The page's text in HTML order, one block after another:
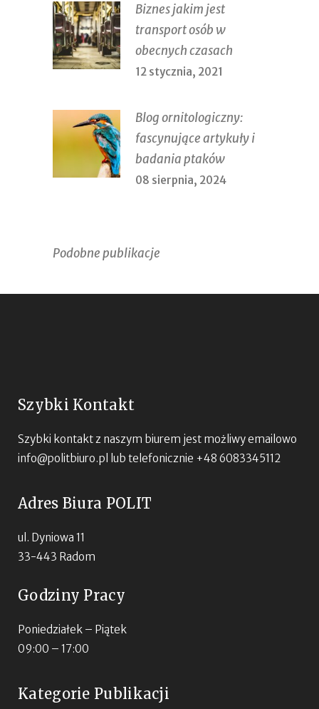
Biznes jakim jest
transport osób w
obecnych czasach
12 stycznia, 2021
Blog ornitologiczny:
fascynujące artykuły i
badania ptaków
08 sierpnia, 2024
Podobne publikacje
Szybki Kontakt
Szybki kontakt z naszym biurem jest możliwy emailowo
info@politbiuro.pl
lub telefonicznie +48 6083345112
Adres Biura POLIT
ul. Dyniowa 11
33-443 Radom
Godziny Pracy
Poniedziałek – Piątek
09:00 – 17:00
Kategorie Publikacji